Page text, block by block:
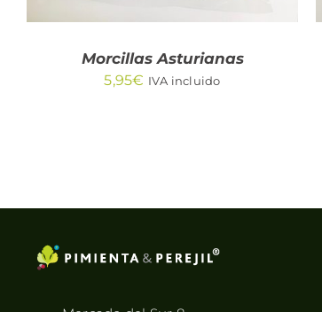
Morcillas Asturianas
5,95€ IVA incluido